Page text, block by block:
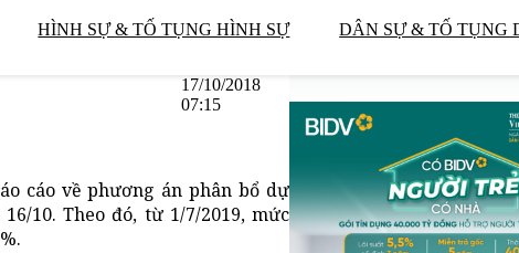
HÌNH SỰ & TỐ TỤNG HÌNH SỰ DÂN SỰ & TỐ TỤNG
17/10/2018
07:15
cáo về phương án phân bổ dự
10. Theo đó, từ 1/7/2019, mức